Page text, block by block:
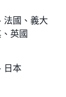
法國、義大
英國
日本